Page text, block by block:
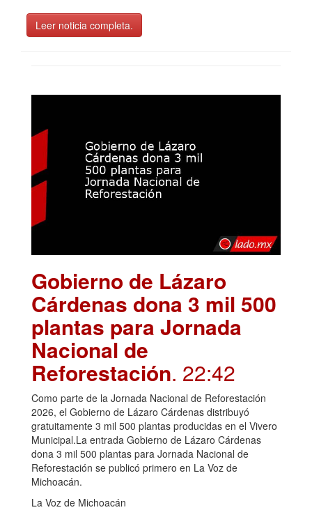
Leer noticia completa.
Gobierno de Lázaro
Cárdenas dona 3 mil 500
plantas para Jornada
Nacional de
Reforestación. 22:42
Como parte de la Jornada Nacional de Reforestación
2026, el Gobierno de Lázaro Cárdenas distribuyó
gratuitamente 3 mil 500 plantas producidas en el Vivero
Municipal.La entrada Gobierno de Lázaro Cárdenas
dona 3 mil 500 plantas para Jornada Nacional de
Reforestación se publicó primero en La Voz de
Michoacán.
La Voz de Michoacán